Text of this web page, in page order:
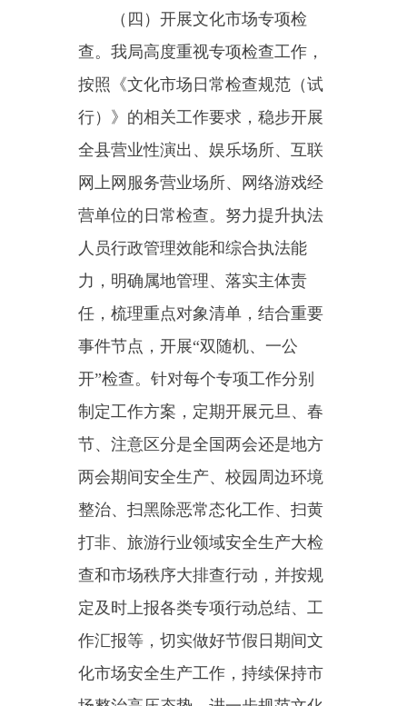
节、注意区分是全国两会还是地方
两会期间安全生产、校园周边环境
整治、扫黑除恶常态化工作、扫黄
打非、旅游行业领域安全生产大检
定及时上报各类专项行动总结、工
作汇报等，切实做好节假日期间文
化市场安全生产工作，持续保持市
场整治高压态势，进一步规范文化
和旅游市场秩序，切实保障文化市
场平安稳定。
（五）加强法律法规政策宣
传。结合我局执法范围，定期开展
一系列法律法规宣传活动。一是每
周向各经营场所宣传《中华人民共
和国未成年人保护法》《娱乐场所
罪法》等法律法规。二是组织开
展“3·15”国际消费者权益日系列宣
传活动。以宣传《中华人民共和国
消费者权益保护法》《中华人民共
和国旅游法》为主题，通过发
放“旅游安全小知识”等宣传资料和